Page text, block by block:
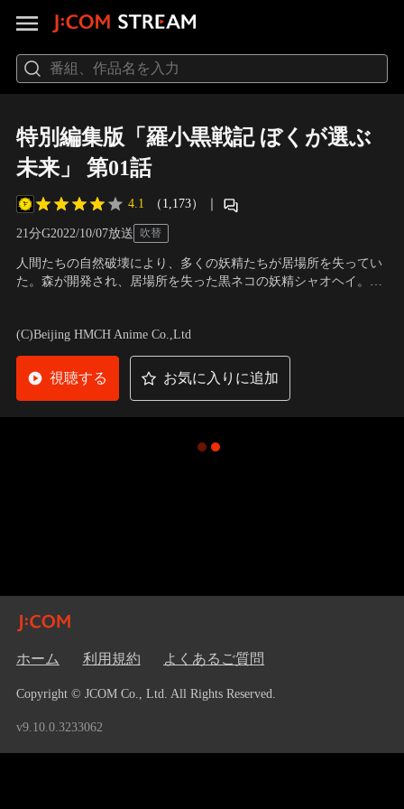
特別編集版「羅小黒戦記 ぼくが選ぶ
未来」 第01話
4.1 （1,173） ｜
21分G2022/10/07放送 吹替
人間たちの自然破壊により、多くの妖精たちが居場所を失ってい
た。森が開発され、居場所を失った黒ネコの妖精シャオヘイ。そ
案内する。その島に、人間でありながら最強の執行人ムゲンが現
れる。
(C)Beijing HMCH Anime Co.,Ltd
視聴する お気に入りに追加
ホーム 利用規約 よくあるご質問
Copyright © JCOM Co., Ltd. All Rights Reserved.
v9.10.0.3233062